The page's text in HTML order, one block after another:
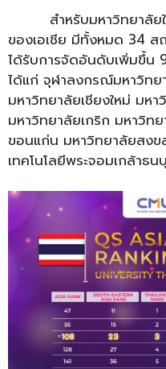
สำหรับมหาวิทยาลัย
ของเอเชีย มีทั้งหมด 34 ส
ได้รับการจัดอันดับเพิ่มขึ้น
ได้แก่ จุฬาลงกรณ์มหาวิท
มหาวิทยาลัยเชียงใหม่ มห
มหาวิทยาลัยเกริก มหาวิท
ขอนแก่น มหาวิทยาลัยสงข
เทคโนโลยีพระจอมเกล้าธน